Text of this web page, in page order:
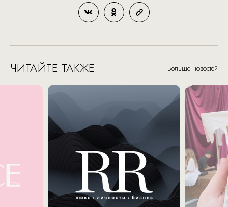
ЧИТАЙТЕ ТАКЖЕ Больше новостей